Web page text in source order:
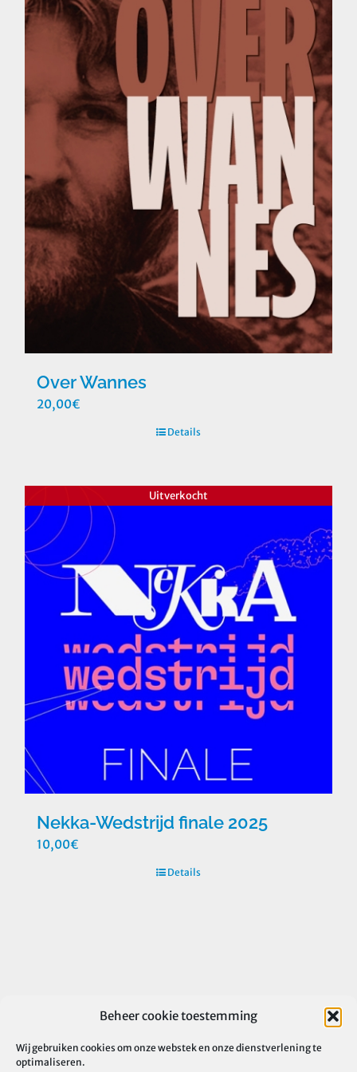
Beheer cookie toestemming
Wij gebruiken cookies om onze webstek en onze dienstverlening te
optimaliseren.
Over Wannes
20,00€
Details
Uitverkocht
Nekka-Wedstrijd finale 2025
10,00€
Details